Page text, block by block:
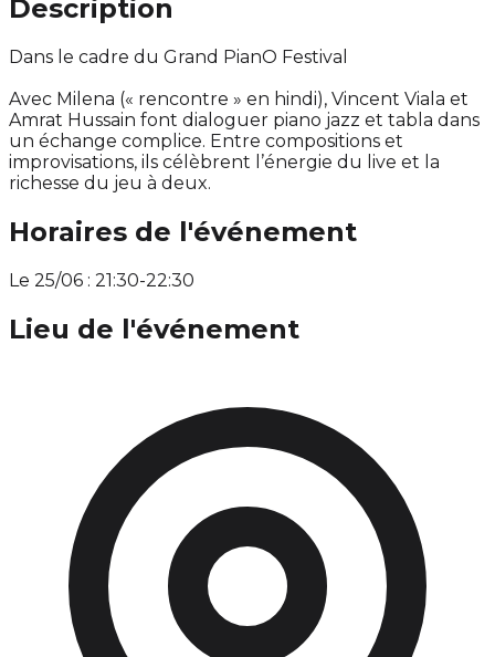
Description
Dans le cadre du Grand PianO Festival
Avec Milena (« rencontre » en hindi), Vincent Viala et
Amrat Hussain font dialoguer piano jazz et tabla dans
un échange complice. Entre compositions et
improvisations, ils célèbrent l’énergie du live et la
richesse du jeu à deux.
Horaires de l'événement
Le 25/06 : 21:30-22:30
Lieu de l'événement